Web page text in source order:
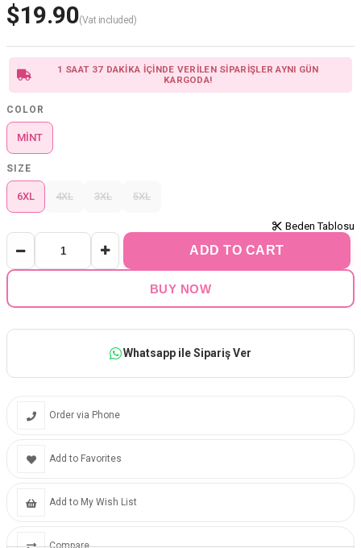
$19.90(Vat included)
1 SAAT 37 DAKİKA İÇİNDE VERİLEN SİPARİŞLER AYNI GÜN
KARGODA!
COLOR
MİNT
SIZE
6XL 4XL 3XL 5XL
Beden Tablosu
Whatsapp ile Sipariş Ver
Order via Phone
Add to Favorites
Add to My Wish List
Compare